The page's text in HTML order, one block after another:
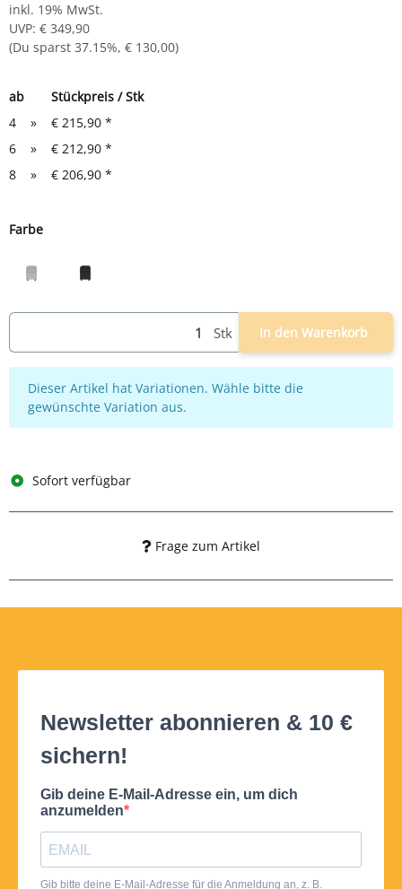
inkl. 19% MwSt.
UVP: € 349,90
(Du sparst 37.15%, € 130,00)
ab
Stückpreis / Stk
4
» € 215,90 *
6
» € 212,90 *
8
» € 206,90 *
Farbe
Stk In den Warenkorb
x
Dieser Artikel hat Variationen. Wähle bitte die
gewünschte Variation aus.
Sofort verfügbar
Frage zum Artikel